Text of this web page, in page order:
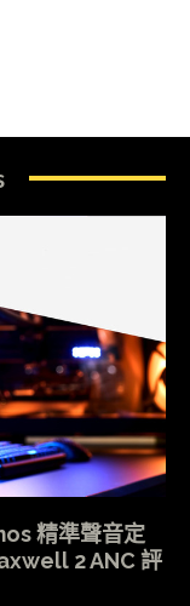
精準聲音定
2 ANC 評